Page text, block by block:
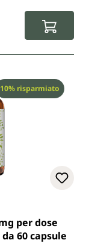
Sconto
10% risparmiato
per dose
60 capsule